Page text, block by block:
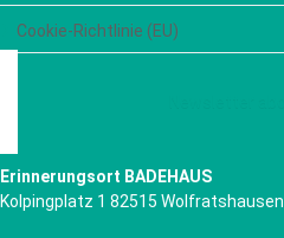
Cookie-Richtlinie (EU)
Erinnerungsort BADEHAUS
Kolpingplatz 1 82515 Wolfratshausen